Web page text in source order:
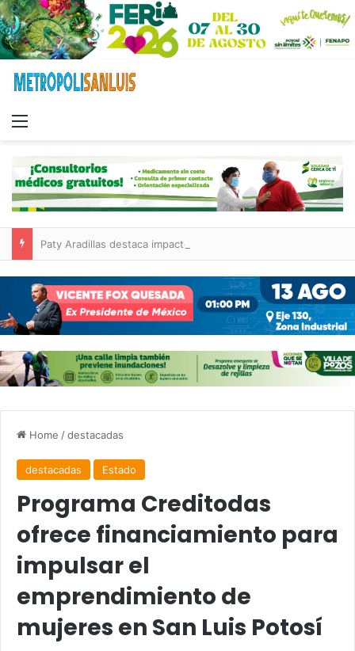
Home /destacadas
destacadas Estado
Programa Creditodas
ofrece financiamiento para
impulsar el
emprendimiento de
mujeres en San Luis Potosí